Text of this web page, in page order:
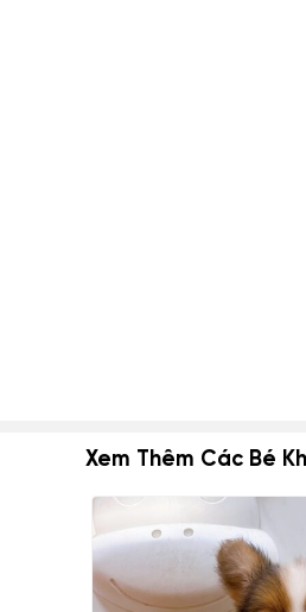
Xem Thêm Các Bé